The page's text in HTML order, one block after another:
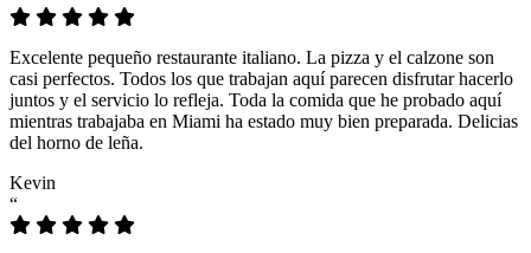
Excelente pequeño restaurante italiano. La pizza y el calzone son
casi perfectos. Todos los que trabajan aquí parecen disfrutar hacerlo
juntos y el servicio lo refleja. Toda la comida que he probado aquí
mientras trabajaba en Miami ha estado muy bien preparada. Delicias
del horno de leña.
Kevin
“